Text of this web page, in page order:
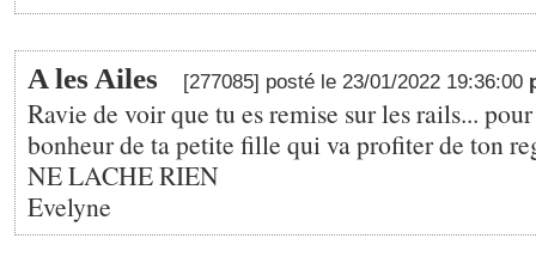
A les Ailes [277085] posté le 23/01/2022 19:36:00
Ravie de voir que tu es remise sur les rails...
bonheur de ta petite fille qui va profiter de ton
NE LACHE RIEN
Evelyne